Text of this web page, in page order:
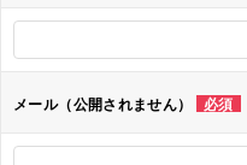
シ
ョ
ン
メール（公開されません） 必須